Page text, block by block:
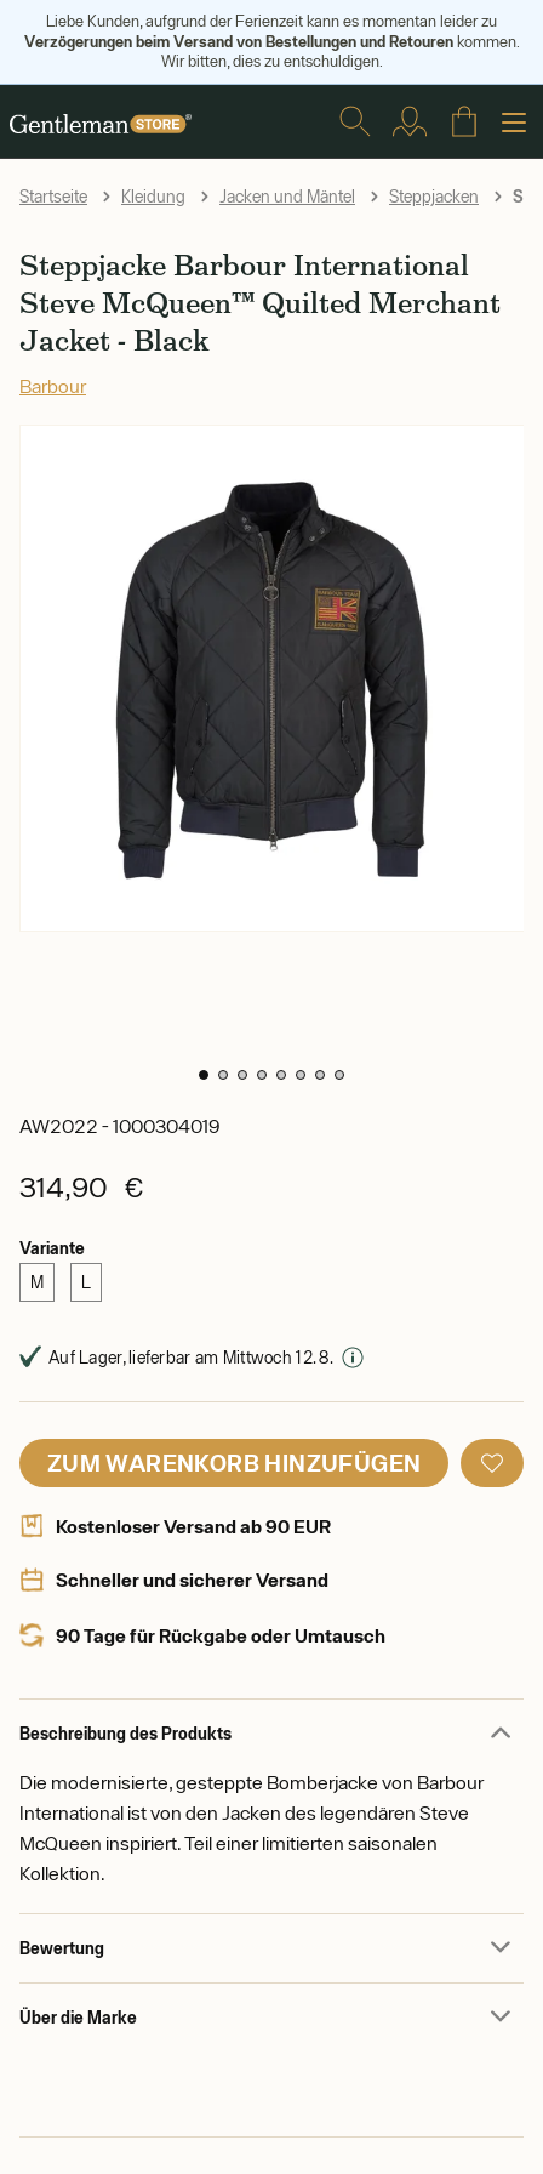
Liebe Kunden, aufgrund der Ferienzeit kann es momentan leider zu
Verzögerungen beim Versand von Bestellungen und Retourenkommen.
Wir bitten, dies zu entschuldigen.
Startseite Kleidung Jacken und Mäntel Steppjacken
Steppjacke Barbour International
Steve McQueen™ Quilted Merchant
Jacket - Black
Barbour
AW2022 - 1000304019
314,90 €
Variante
M L
Auf Lager, lieferbar am Mittwoch 12. 8.
ZUM WARENKORB HINZUFÜGEN
Kostenloser Versand ab 90 EUR
Schneller und sicherer Versand
90 Tage für Rückgabe oder Umtausch
Beschreibung des Produkts
Die modernisierte, gesteppte Bomberjacke von Barbour
International ist von den Jacken des legendären Steve
McQueen inspiriert. Teil einer limitierten saisonalen
Kollektion.
Bewertung
Über die Marke